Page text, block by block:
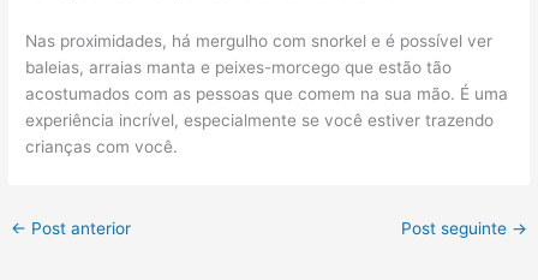
Nas proximidades, há mergulho com snorkel e é possível ver
baleias, arraias manta e peixes-morcego que estão tão
acostumados com as pessoas que comem na sua mão. É uma
experiência incrível, especialmente se você estiver trazendo
crianças com você.
← Post anterior Post seguinte →